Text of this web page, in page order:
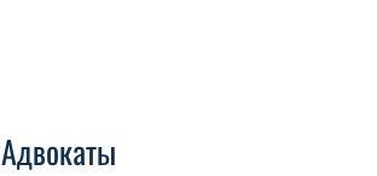
Адвокаты